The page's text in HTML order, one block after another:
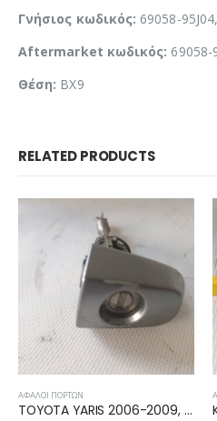
Γνήσιος κωδικός: 69058-
Aftermarket κωδικός: 69058-
Θέση: BX9
RELATED PRODUCTS
TOYOTA YARIS 2006-2009, 2009-2011 ΑΦΑΛΟΣ ΕΜΠΡΟΣ ΑΡΙΣΤΕΡΗ
ΑΦΑΛΟΊ ΠΟΡΤΏΝ